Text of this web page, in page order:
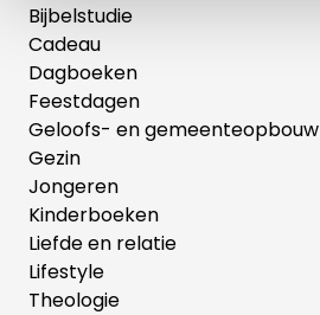
Bijbelstudie
Cadeau
Dagboeken
Feestdagen
Geloofs- en gemeenteopbouw
Gezin
Jongeren
Kinderboeken
Liefde en relatie
Lifestyle
Theologie